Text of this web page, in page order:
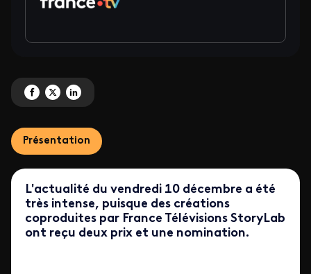
Partagez 'Le StoryLab de France Télévisions récompensé' sur Facebook
Partagez 'Le StoryLab de France Télévisions récompensé' sur X
Partagez 'Le StoryLab de France Télévisions récompensé' sur
Présentation
L'actualité du vendredi 10 décembre a été
très intense, puisque des créations
coproduites par France Télévisions StoryLab
ont reçu deux prix et une nomination.